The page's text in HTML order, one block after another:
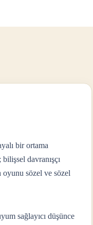
bir ortama
davranışçı
sözel ve sözel
sağlayıcı düşünce